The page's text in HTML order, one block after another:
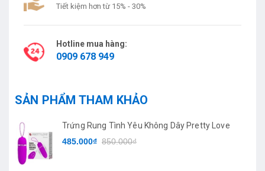
Tiết kiệm hơn từ 15% - 30%
Hotline mua hàng:
0909 678 949
SẢN PHẨM THAM KHẢO
Trứng Rung Tình Yêu Không Dây Pretty Love
485.000₫ 850.000₫